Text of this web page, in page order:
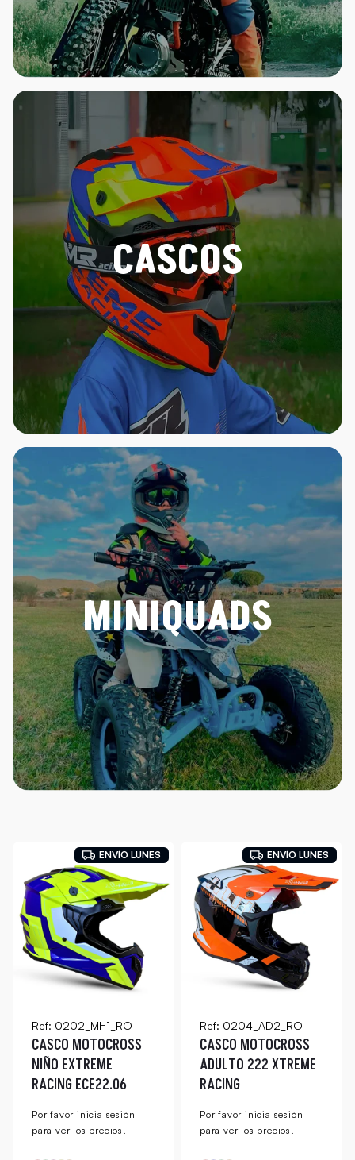
CASCOS
MINIQUADS
ENVÍO LUNES
Ref: 0202_MH1_RO
CASCO MOTOCROSS
NIÑO EXTREME
RACING ECE22.06
Por favor inicia sesión
para ver los precios.
ENVÍO LUNES
Ref: 0204_AD2_RO
CASCO MOTOCROSS
ADULTO 222 XTREME
RACING
Por favor inicia sesión
para ver los precios.